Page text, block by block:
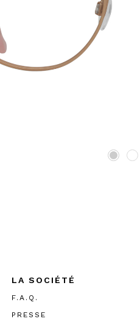
LA SOCIÉTÉ
F.A.Q.
PRESSE